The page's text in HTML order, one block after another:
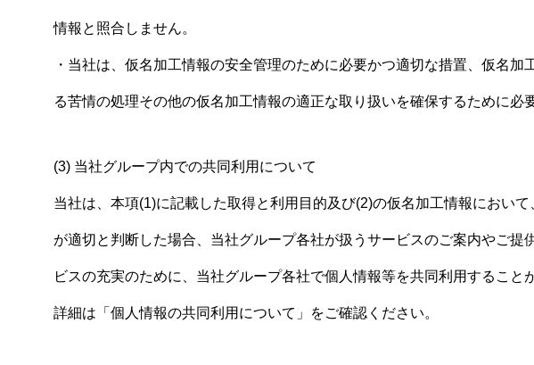
情報と照合しません。
・当社は、仮名加工情報の安全管理のために必要かつ適切な措置、仮名加
る苦情の処理その他の仮名加工情報の適正な取り扱いを確保するために必
(3) 当社グループ内での共同利用について
当社は、本項(1)に記載した取得と利用目的及び(2)の仮名加工情報におい
が適切と判断した場合、当社グループ各社が扱うサービスのご案内やご提
ビスの充実のために、当社グループ各社で個人情報等を共同利用すること
詳細は「個人情報の共同利用について」をご確認ください。